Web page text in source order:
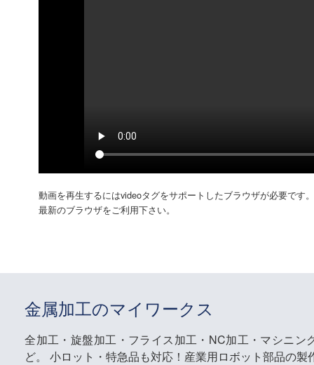
動画を再生するにはvideoタグをサポートしたブラウザが必要です。
最新のブラウザをご利用下さい。
金属加工のマイワークス
全加工・旋盤加工・フライス加工・NC加工・マシニン
ど。
小ロット・特急品も対応！産業用ロボット部品の製